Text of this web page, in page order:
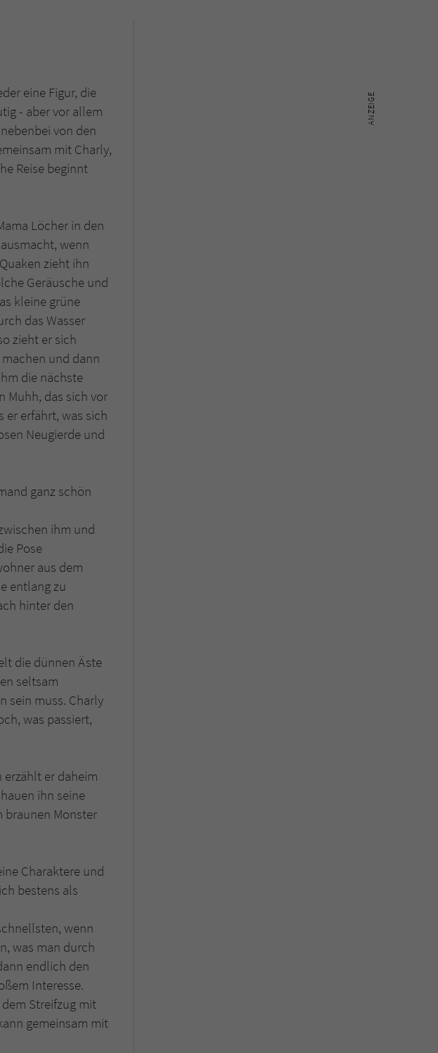
eine Figur, die
- aber vor allem
von den
mit Charly,
Reise beginnt
Löcher in den
wenn
zieht ihn
Geräusche und
kleine grüne
das Wasser
zieht er sich
und dann
die nächste
Muhh, das sich vor
er erfährt, was sich
Neugierde und
ganz schön
ihm und
Pose
aus dem
entlang zu
hinter den
die dünnen Äste
seltsam
sein muss. Charly
was passiert,
er daheim
ihn seine
braunen Monster
Charaktere und
bestens als
wenn
was man durch
endlich den
Interesse.
Streifzug mit
gemeinsam mit
Buchtitel
die Kommunikation der
Es wird benötigt um z. B.
zu